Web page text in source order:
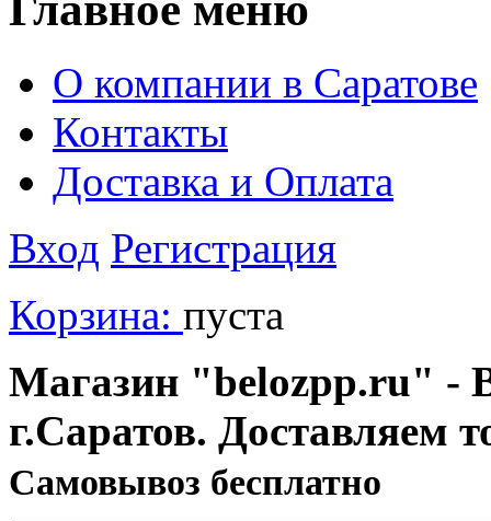
О компании в Саратове
Контакты
Доставка и Оплата
Вход Регистрация
Корзина: пуста
Магазин "belozpp.ru" -
г.Саратов. Доставляем
Cамовывоз бесплатно